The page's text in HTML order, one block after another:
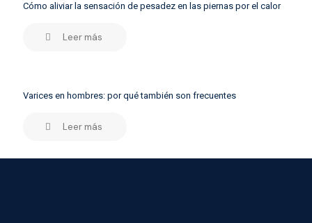
Cómo aliviar la sensación de pesadez en las piernas por el calor
Leer más
Varices en hombres: por qué también son frecuentes
Leer más